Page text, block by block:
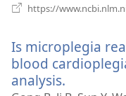
https://
Is microplegia
blood
analysis.